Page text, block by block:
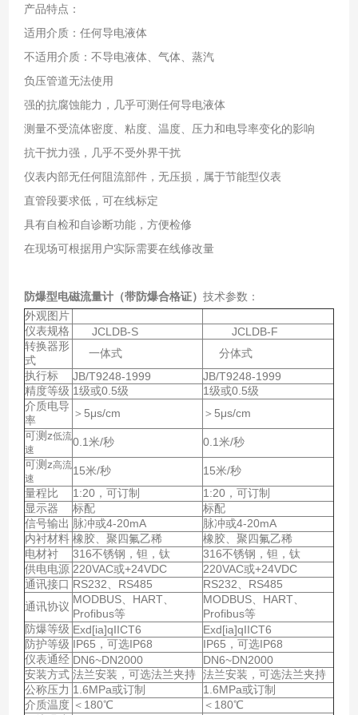
产品特点：
适用介质：任何导电液体
不适用介质：不导电液体、气体、蒸汽
负压管道无法使用
强的抗腐蚀能力，几乎可测任何导电液体
测量不受流体密度、粘度、温度、压力和电导率变化的影响
抗干扰力强，几乎不受外界干扰
仪表内部无任何阻流部件，无压损，属于节能型仪表
直管段要求低，可在线标定
具有自检和自诊断功能，方便检修
在现场可根据用户实际需要在线修改量
防爆型电磁流量计（带防爆合格证） 技术参数：
外观图片
仪表规格
JCLDB-S
JCLDB-F
转换器形
式
一体式
分体式
执行标
JB/T9248-1999
JB/T9248-1999
精度等级 1级或0.5级
1级或0.5级
介质电导
率
＞5μs/cm
＞5μs/cm
可测z低流
速
0.1米/秒
0.1米/秒
可测z高流
速
15米/秒
15米/秒
量程比
1:20，可订制
1:20，可订制
显示器
标配
标配
信号输出 脉冲或4-20mA
脉冲或4-20mA
内衬材料 橡胶、聚四氟乙稀
橡胶、聚四氟乙稀
电材衬
316不锈钢，钽，钛
316不锈钢，钽，钛
供电电源 220VAC或+24VDC
220VAC或+24VDC
通讯接口 RS232、RS485
RS232、RS485
通讯协议
MODBUS、HART、
Profibus等
MODBUS、HART、
Profibus等
防爆等级 Exd[ia]qIICT6
Exd[ia]qIICT6
防护等级 IP65，可选IP68
IP65，可选IP68
仪表通经 DN6~DN2000
DN6~DN2000
安装方式 法兰安装，可选法兰夹持 法兰安装，可选法兰夹持
公称压力 1.6MPa或订制
1.6MPa或订制
介质温度 ＜180℃
＜180℃